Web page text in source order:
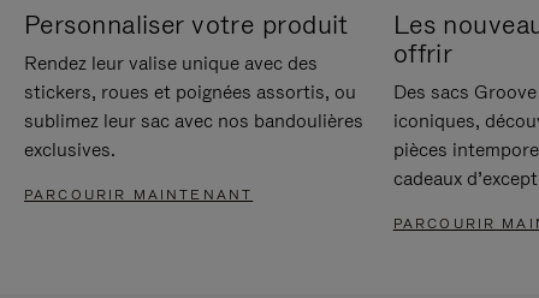
Personnaliser votre produit
Rendez leur valise unique avec des
stickers, roues et poignées assortis, ou
sublimez leur sac avec nos bandoulières
exclusives.
PARCOURIR MAINTENANT
Les
offrir
Des sacs
iconiques,
pièces
cadeaux
PARCOURIR